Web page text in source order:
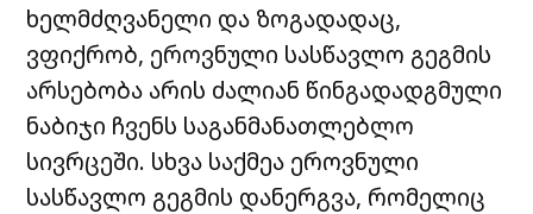
ხელმძღვანელი და ზოგადადაც,
ვფიქრობ, ეროვნული სასწავლო გეგმის
არსებობა არის ძალიან წინგადადგმული
ნაბიჯი ჩვენს საგანმანათლებლო
სივრცეში. სხვა საქმეა ეროვნული
სასწავლო გეგმის დანერგვა, რომელიც